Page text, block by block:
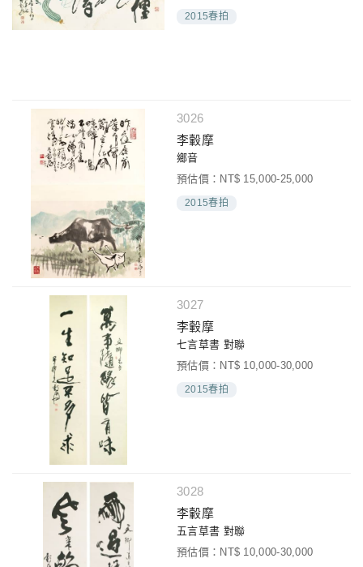
2015春拍
3026
李轂摩
鄉音
預估價：NT$ 15,000-25,000
2015春拍
3027
李轂摩
七言草書 對聯
預估價：NT$ 10,000-30,000
2015春拍
3028
李轂摩
五言草書 對聯
預估價：NT$ 10,000-30,000